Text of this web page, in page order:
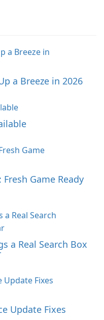
a Breeze in 2026
Game Ready
a Real Search Box
Update Fixes